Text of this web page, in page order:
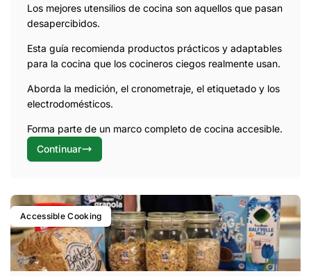
Los mejores utensilios de cocina son aquellos que pasan
desapercibidos.
Esta guía recomienda productos prácticos y adaptables
para la cocina que los cocineros ciegos realmente usan.
Aborda la medición, el cronometraje, el etiquetado y los
electrodomésticos.
Forma parte de un marco completo de cocina accesible.
Continuar
Accessible Cooking